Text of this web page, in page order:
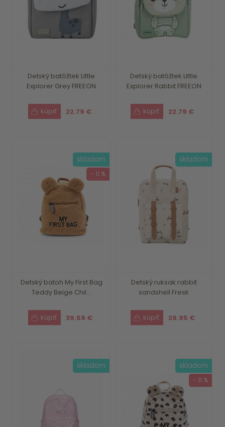
Detský batôžtek Little
Explorer Grey FREEON
22.79 €
Detský batôžtek Little
Explorer Rabbit FREEON
22.79 €
Detský batoh My First Bag
Teddy Beige Chil...
39.59 €
skladom
- 11 %
Detský ruksak rabbit
sandshell Fresk
39.95 €
skladom
skladom skladom
- 11 %